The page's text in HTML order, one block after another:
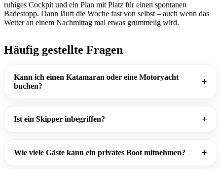
ruhiges Cockpit und ein Plan mit Platz für einen spontanen
Badestopp. Dann läuft die Woche fast von selbst – auch wenn das
Wetter an einem Nachmittag mal etwas grummelig wird.
Häufig gestellte Fragen
Kann ich einen Katamaran oder eine Motoryacht
buchen?
Ist ein Skipper inbegriffen?
Wie viele Gäste kann ein privates Boot mitnehmen?